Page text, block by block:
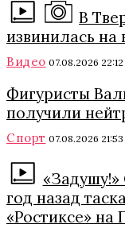
В
извинилась на
Видео 07.08.2026 22:12
Фигуристы
получили
Спорт 07.08.2026 21:53
«Задушу!»
год назад
«Ростиксе» на